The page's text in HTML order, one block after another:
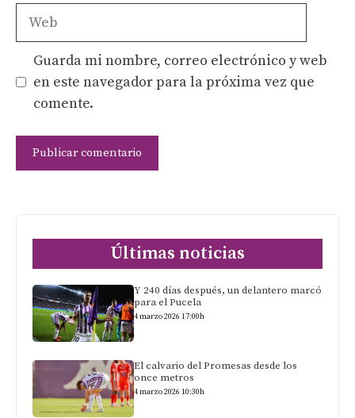
Web
Guarda mi nombre, correo electrónico y web
en este navegador para la próxima vez que
comente.
Últimas noticias
Y 240 días después, un delantero marcó
para el Pucela
4 marzo 2026 17:00h
El calvario del Promesas desde los
once metros
4 marzo 2026 10:30h